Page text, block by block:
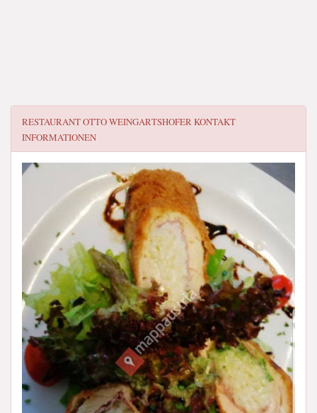
RESTAURANT OTTO WEINGARTSHOFERKONTAKT
INFORMATIONEN